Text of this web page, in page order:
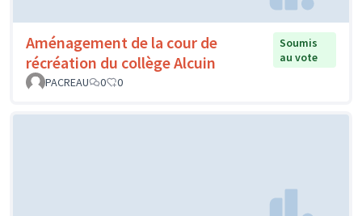
Aménagement de la cour de
récréation du collège Alcuin
Soumis
au vote
PACREAU
0 0